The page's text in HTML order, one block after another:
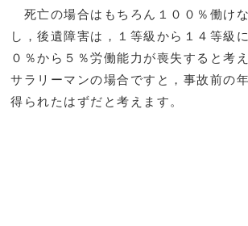
死亡の場合はもちろん１００％働け
し，後遺障害は，１等級から１４等級
０％から５％労働能力が喪失すると考
サラリーマンの場合ですと，事故前の
得られたはずだと考えます。